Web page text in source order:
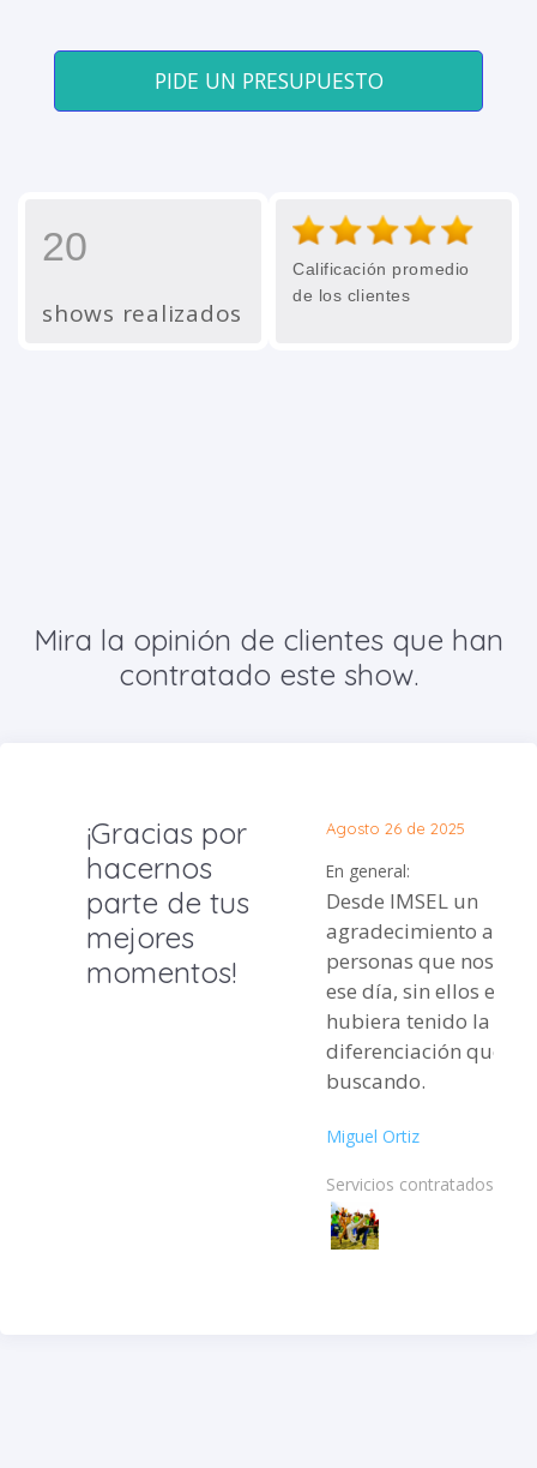
PIDE UN PRESUPUESTO
20
shows realizados
Calificación promedio
de los clientes
Mira la opinión de clientes que han
contratado este show.
¡Gracias por
hacernos
parte de tus
mejores
momentos!
Agosto 26 de 2025
En general:
Desde IMSEL un
agradecimiento a las
personas que nos
ese día, sin ellos el
hubiera tenido la
diferenciación que
buscando.
Miguel Ortiz
Servicios contratados: